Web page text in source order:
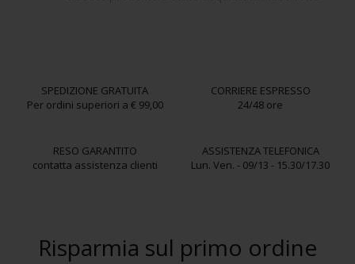
SPEDIZIONE GRATUITA
Per ordini superiori a € 99,00
CORRIERE ESPRESSO
24/48 ore
RESO GARANTITO
contatta assistenza clienti
ASSISTENZA TELEFONICA
Lun. Ven. - 09/13 - 15.30/17.30
Risparmia sul primo ordine